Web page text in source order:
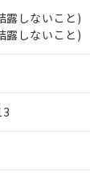
しないこと)
しないこと)